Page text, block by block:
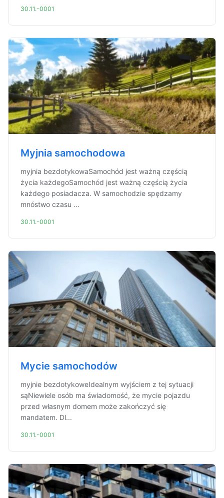
30.11.-0001
Myjnia samochodowa
myjnia bezdotykowaSamochód jest ważną częścią
życia każdegoSamochód jest ważną częścią życia
każdego posiadacza. W samochodzie spędzamy
mnóstwo czasu ...
30.11.-0001
Mycie samochodów
myjnie bezdotykoweIdealnym wyjściem z tej sytuacji
sąNiewiele osób ma świadomość, że mycie pojazdu
przed własnym domem może zakończyć się
mandatem. Dl...
30.11.-0001